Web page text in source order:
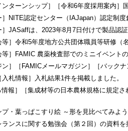
ンターンシップ］［令和6年度採用案内
］NITE認定センター（IAJapan）認定制
］JASaffは、2023年8月7日付けで製品認
等］令和5年度地方公共団体職員等研修（
等］FAMIC 農薬検査部でのミニイベント
ン］［FAMICメールマガジン］［バック
入札情報］入札結果1件を掲載しました。
情報］［集成材等の日本農林規格に規定
プ・葉っぱこすり絵 ～形を見比べてみよ
ンスに関する勉強会（第２回）の資料を